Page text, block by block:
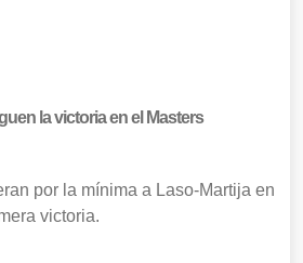
la victoria en el Masters
por la mínima a Laso-Martija en
victoria.